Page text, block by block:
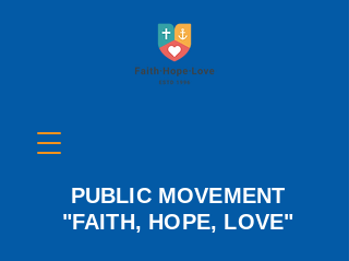
PUBLIC MOVEMENT
"FAITH, HOPE, LOVE"